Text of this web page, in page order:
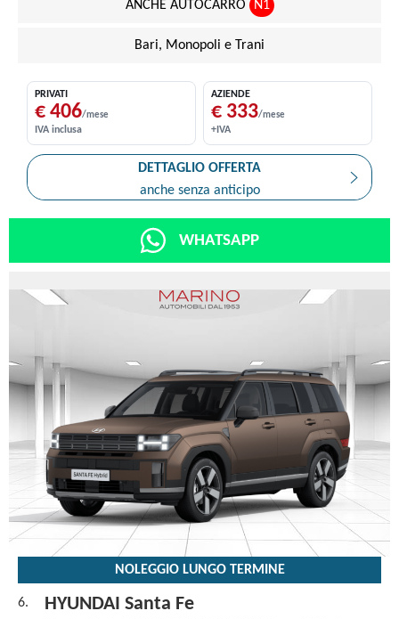
ANCHE AUTOCARRO N1
Bari, Monopoli e Trani
PRIVATI
€ 406/mese
IVA inclusa
AZIENDE
€ 333/mese
+IVA
DETTAGLIO OFFERTA
anche senza anticipo
WHATSAPP
NOLEGGIO LUNGO TERMINE
6. HYUNDAI Santa Fe